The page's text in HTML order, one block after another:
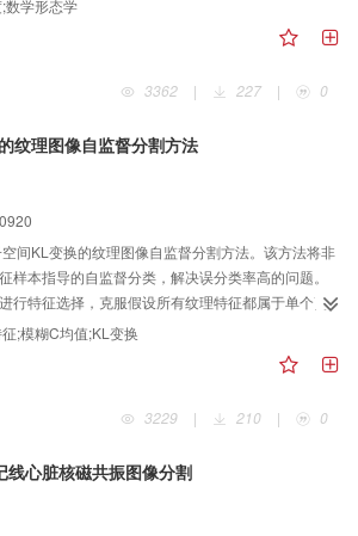
学方法相比，文中方法不仅具有更好的噪声抑制和
结构元素的形状不敏感。
数学形态学
3362
| 227 | 0
纹理图像自监督分割方法
间KL变换的纹理图像自监督分割方法。该方法将非
样本指导的自监督分类，解决误分类率高的问题。
行特征选择，克服假设所有纹理特征都属于单个高
待分割图像进行多尺度、多方向的Gabor变换，使用
中提取具有典型性的样本作为训练样本；然后，使用
一个单独的初始子空间；最后，采用多子空间KL变
中进行类别划分。实验结果证明，本文方法能够减
;模糊C均值;KL变换
3229
| 210 | 0
线心脏核磁共振图像分割